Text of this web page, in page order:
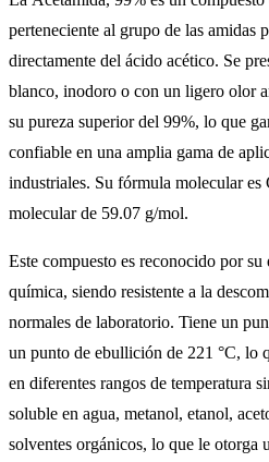
perteneciente al grupo de las amidas
directamente del ácido acético. Se
blanco, inodoro o con un ligero olor
su pureza superior del 99%, lo que
confiable en una amplia gama de
industriales. Su fórmula molecular es
molecular de 59.07 g/mol.
Este compuesto es reconocido por
química, siendo resistente a la
normales de laboratorio. Tiene un
un punto de ebullición de 221 °C, lo
en diferentes rangos de temperatura
soluble en agua, metanol, etanol,
solventes orgánicos, lo que le otorga